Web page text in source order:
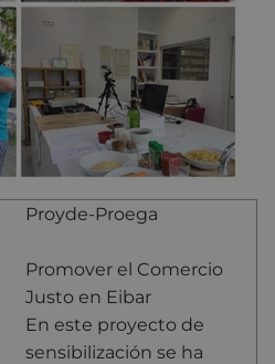
Proyde-Proega
Promover el Comercio
Justo en Eibar
En este proyecto de
sensibilización se ha